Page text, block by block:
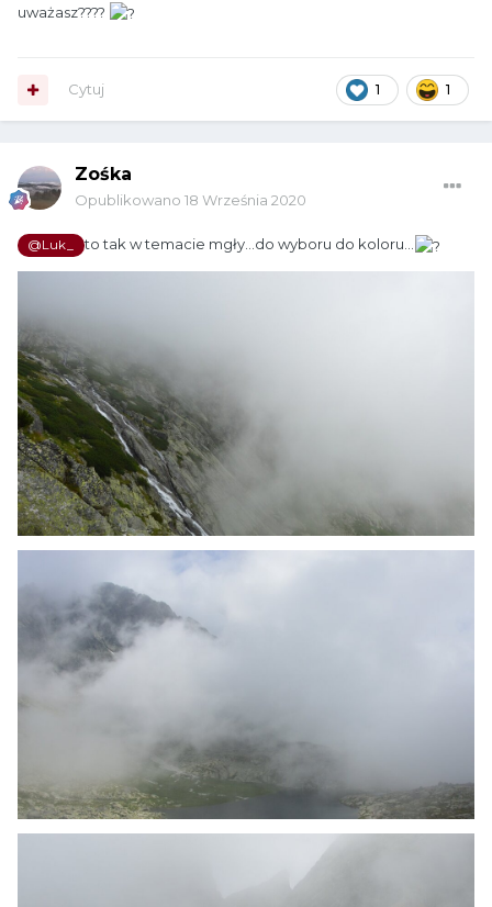
uważasz????
1 1
Cytuj
Zośka
Opublikowano 18 Września 2020
@Luk_ to tak w temacie mgły...do wyboru do koloru...